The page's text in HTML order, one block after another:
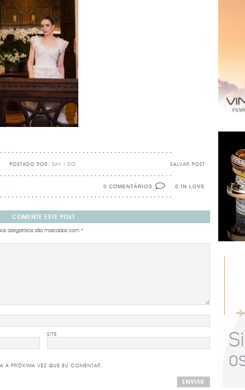
SALVAR POST
POSTADO POR: SAY I DO
0 IN LOVE
0 COMENTÁRIOS
COMENTE ESTE POST
obrigatórios são marcados com *
SITE
A PRÓXIMA VEZ QUE EU COMENTAR.